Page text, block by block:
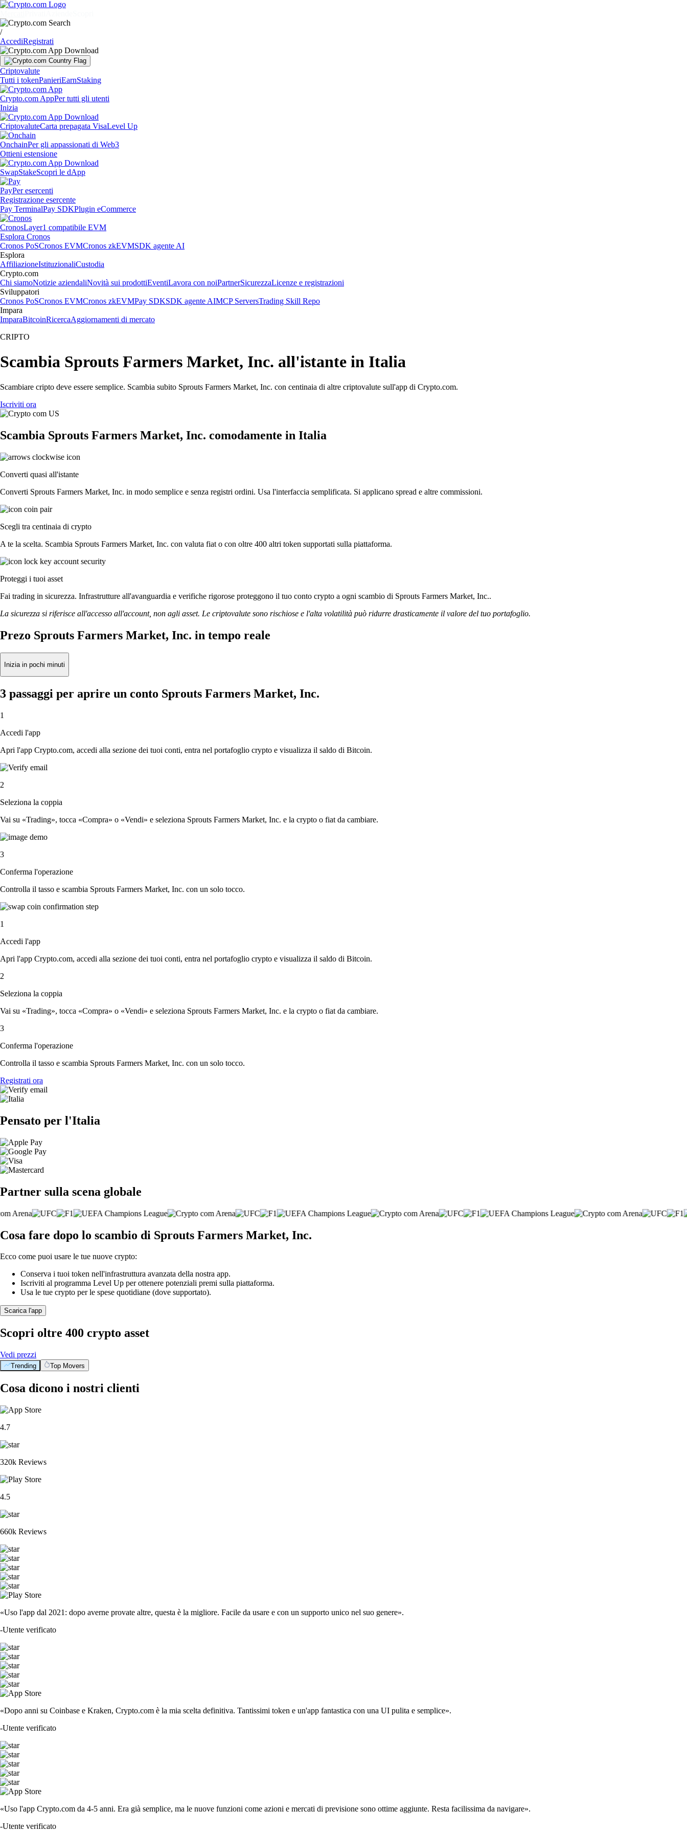
/
AccediRegistrati
Criptovalute
Tutti i tokenPanieriEarnStaking
Crypto.com AppPer tutti gli utenti
Inizia
CriptovaluteCarta prepagata VisaLevel Up
OnchainPer gli appassionati di Web3
Ottieni estensione
SwapStakeScopri le dApp
PayPer esercenti
Registrazione esercente
Pay TerminalPay SDKPlugin eCommerce
CronosLayer1 compatibile EVM
Esplora Cronos
Cronos PoSCronos EVMCronos zkEVMSDK agente AI
Esplora
AffiliazioneIstituzionaliCustodia
Crypto.com
Chi siamoNotizie aziendaliNovità sui prodottiEventiLavora con noiPartnerSicurezzaLicenze e registrazioni
Sviluppatori
Cronos PoSCronos EVMCronos zkEVMPay SDKSDK agente AIMCP ServersTrading Skill Repo
Impara
ImparaBitcoinRicercaAggiornamenti di mercato
CRIPTO
Scambia Sprouts Farmers Market, Inc. all'istante in Italia
Scambiare cripto deve essere semplice. Scambia subito Sprouts Farmers Market, Inc. con centinaia di altre criptovalute sull'app di Crypto.com.
Iscriviti ora
Scambia Sprouts Farmers Market, Inc. comodamente in Italia
Converti quasi all'istante
Converti Sprouts Farmers Market, Inc. in modo semplice e senza registri ordini. Usa l'interfaccia semplificata. Si applicano spread e altre commissioni.
Scegli tra centinaia di crypto
A te la scelta. Scambia Sprouts Farmers Market, Inc. con valuta fiat o con oltre 400 altri token supportati sulla piattaforma.
Proteggi i tuoi asset
Fai trading in sicurezza. Infrastrutture all'avanguardia e verifiche rigorose proteggono il tuo conto crypto a ogni scambio di Sprouts Farmers Market, Inc..
La sicurezza si riferisce all'accesso all'account, non agli asset. Le criptovalute sono rischiose e l'alta volatilità può ridurre drasticamente il valore del tuo portafoglio.
Prezo Sprouts Farmers Market, Inc. in tempo reale
Inizia in pochi minuti
3 passaggi per aprire un conto Sprouts Farmers Market, Inc.
1
Accedi l'app
Apri l'app Crypto.com, accedi alla sezione dei tuoi conti, entra nel portafoglio crypto e visualizza il saldo di Bitcoin.
2
Seleziona la coppia
Vai su «Trading», tocca «Compra» o «Vendi» e seleziona Sprouts Farmers Market, Inc. e la crypto o fiat da cambiare.
3
Conferma l'operazione
Controlla il tasso e scambia Sprouts Farmers Market, Inc. con un solo tocco.
1
Accedi l'app
Apri l'app Crypto.com, accedi alla sezione dei tuoi conti, entra nel portafoglio crypto e visualizza il saldo di Bitcoin.
2
Seleziona la coppia
Vai su «Trading», tocca «Compra» o «Vendi» e seleziona Sprouts Farmers Market, Inc. e la crypto o fiat da cambiare.
3
Conferma l'operazione
Controlla il tasso e scambia Sprouts Farmers Market, Inc. con un solo tocco.
Registrati ora
Pensato per l'Italia
Partner sulla scena globale
Cosa fare dopo lo scambio di Sprouts Farmers Market, Inc.
Ecco come puoi usare le tue nuove crypto:
Conserva i tuoi token nell'infrastruttura avanzata della nostra app.
Iscriviti al programma Level Up per ottenere potenziali premi sulla piattaforma.
Usa le tue crypto per le spese quotidiane (dove supportato).
Scarica l'app
Scopri oltre 400 crypto asset
Vedi prezzi
Trending Top Movers
Cosa dicono i nostri clienti
4.7
320k Reviews
4.5
660k Reviews
«Uso l'app dal 2021: dopo averne provate altre, questa è la migliore. Facile da usare e con un supporto unico nel suo genere».
-Utente verificato
«Dopo anni su Coinbase e Kraken, Crypto.com è la mia scelta definitiva. Tantissimi token e un'app fantastica con una UI pulita e semplice».
-Utente verificato
«Uso l'app Crypto.com da 4-5 anni. Era già semplice, ma le nuove funzioni come azioni e mercati di previsione sono ottime aggiunte. Resta facilissima da navigare».
-Utente verificato